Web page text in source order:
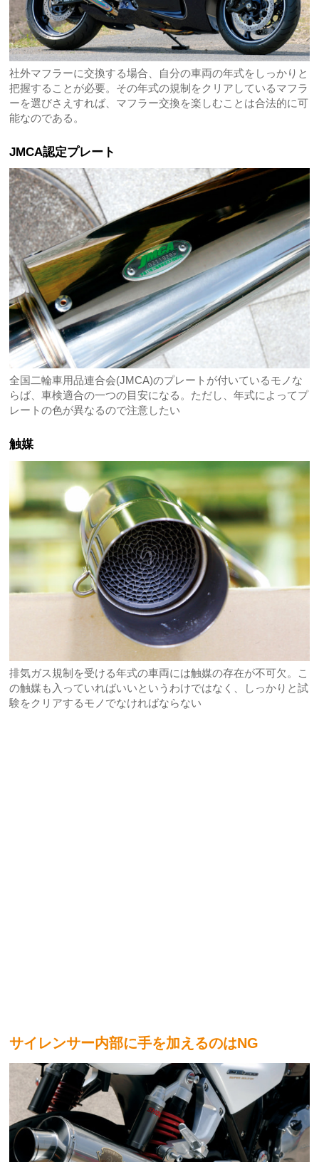
社外マフラーに交換する場合、自分の車両の年式をしっかりと
把握することが必要。その年式の規制をクリアしているマフラ
ーを選びさえすれば、マフラー交換を楽しむことは合法的に可
能なのである。
JMCA認定プレート
全国二輪車用品連合会(JMCA)のプレートが付いているモノな
らば、車検適合の一つの目安になる。ただし、年式によってプ
レートの色が異なるので注意したい
触媒
排気ガス規制を受ける年式の車両には触媒の存在が不可欠。こ
の触媒も入っていればいいというわけではなく、しっかりと試
験をクリアするモノでなければならない
サイレンサー内部に手を加えるのはNG